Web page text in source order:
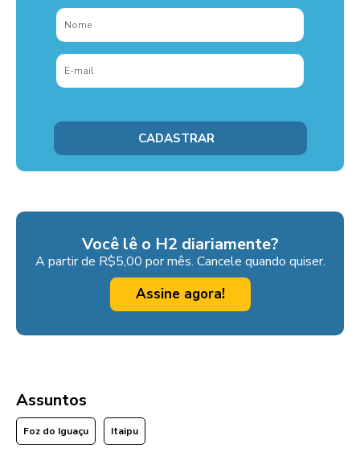
Você lê o H2 diariamente?
A partir de R$5,00 por mês. Cancele quando quiser.
Assine agora!
Assuntos
Foz do Iguaçu Itaipu